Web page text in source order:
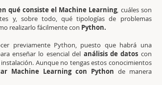
qué consiste el Machine Learning, cuáles son
y, sobre todo, qué tipologías de problemas
realizarlo fácilmente con Python.
previamente Python, puesto que habrá una
enseñar lo esencial del análisis de datos con
Aunque no tengas estos conocimientos
Machine Learning con Python de manera